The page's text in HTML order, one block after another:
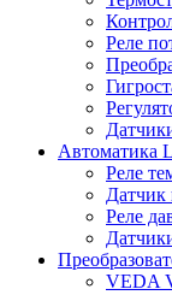
Реле
Автоматика
Реле
Датчик
Реле
VEDA